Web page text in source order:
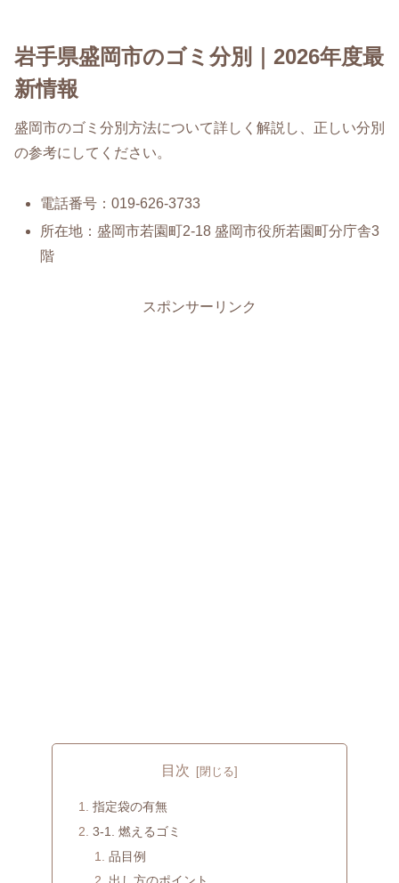
岩手県盛岡市のゴミ分別｜2026年度最
新情報
盛岡市のゴミ分別方法について詳しく解説し、正しい分別
の参考にしてください。
電話番号：019-626-3733
所在地：盛岡市若園町2-18 盛岡市役所若園町分庁舎3
階
スポンサーリンク
目次
指定袋の有無
3-1. 燃えるゴミ
品目例